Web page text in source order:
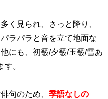
く見られ、さっと降り、
ラパラと音を立て地面な
にも、初霰/夕霰/玉霰/雪あ
。
句のため、 季語なしの